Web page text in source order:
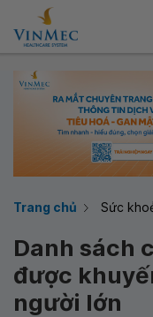
Trang chủ Sức
Danh sách
được
người lớn